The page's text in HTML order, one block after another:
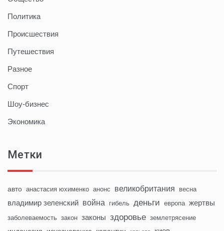
Политика
Происшествия
Путешествия
Разное
Спорт
Шоу-бизнес
Экономика
Метки
авто анастасия юхименко анонс великобритания весна
владимир зеленский война гибель деньги европа жертвы
заболеваемость закон законы здоровье землетрясение